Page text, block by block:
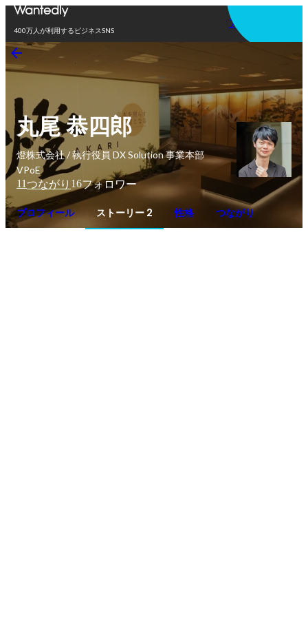
400万人が利用するビジネスSNS
アプリを使う
丸尾 恭四郎
燈株式会社 / 執行役員 DX Solution 事業本部
VPoE
11つながり 16フォロワー
プロフィール ストーリー 2 性格 つながり